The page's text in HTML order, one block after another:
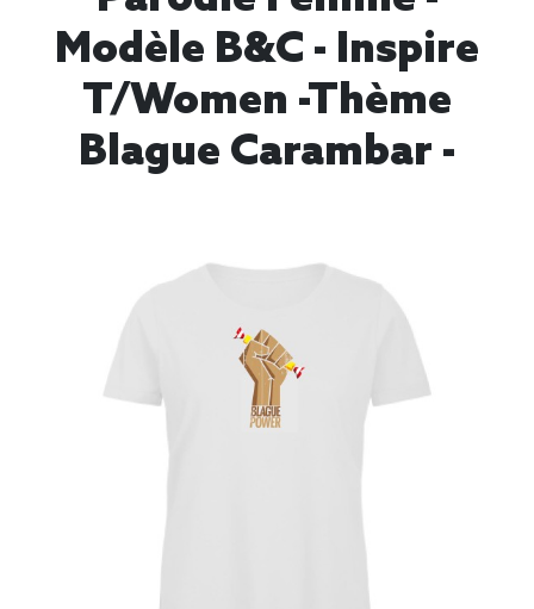
Modèle B&C - Inspire
T/women -thème
Blague Carambar -